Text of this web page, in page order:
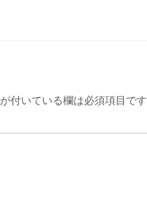
が付いている欄は必須項目です